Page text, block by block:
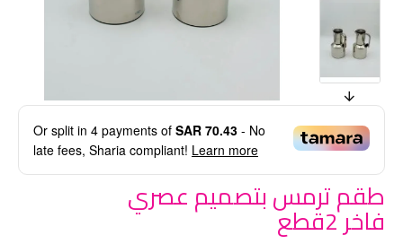
Or split in 4 payments of SAR 70.43 - No
late fees, Sharia compliant! Learn more
طقم ترمس بتصميم عصري
فاخر 2قطع